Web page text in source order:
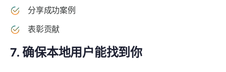
分享成功案例
表彰贡献
7. 确保本地用户能找到你